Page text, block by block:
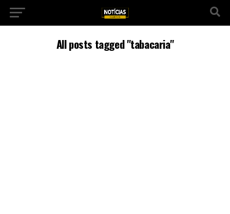
All posts tagged "tabacaria"